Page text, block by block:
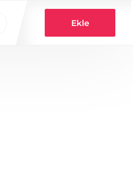
Ekle
everything...